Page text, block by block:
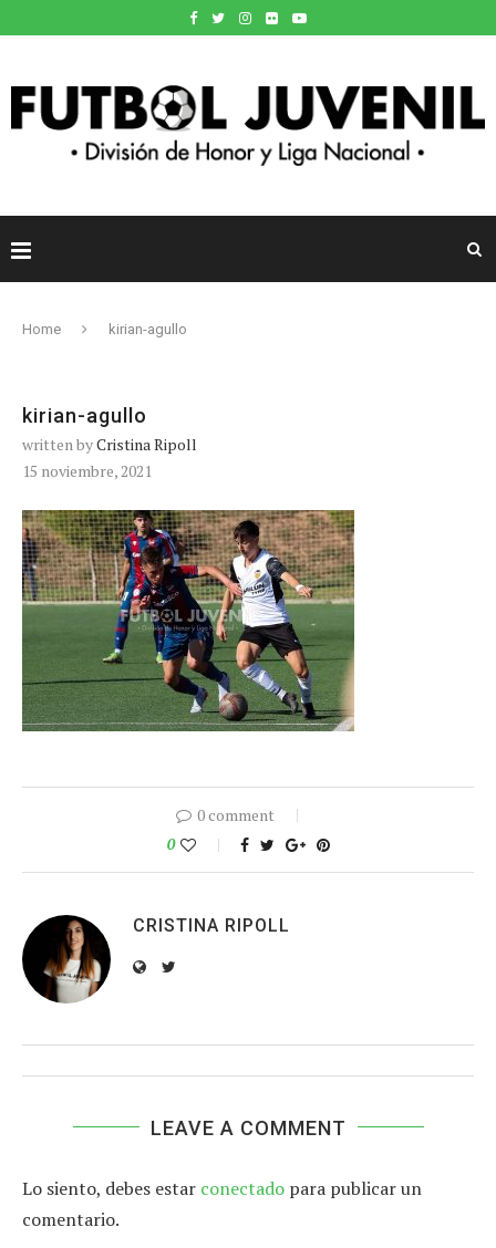
Home kirian-agullo
kirian-agullo
written byCristina Ripoll
15 noviembre, 2021
0 comment
0
CRISTINA RIPOLL
LEAVE A COMMENT
Lo siento, debes estar conectado para publicar un
comentario.